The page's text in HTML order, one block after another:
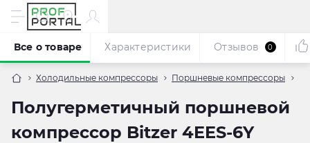
Холодильные компрессоры Поршневые компрессоры
Полугерметичный поршневой
компрессор Bitzer 4EES-6Y
Все о товаре Характеристики Отзывов 0